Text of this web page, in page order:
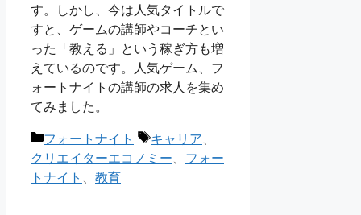
す。しかし、今は人気タイトルで
すと、ゲームの講師やコーチとい
った「教える」という稼ぎ方も増
えているのです。人気ゲーム、フ
ォートナイトの講師の求人を集め
てみました。
カ
テ
ゴ
フォートナイト
タ
グ
キャリア
クリエイターエコノミー
フォー
トナイト
教育